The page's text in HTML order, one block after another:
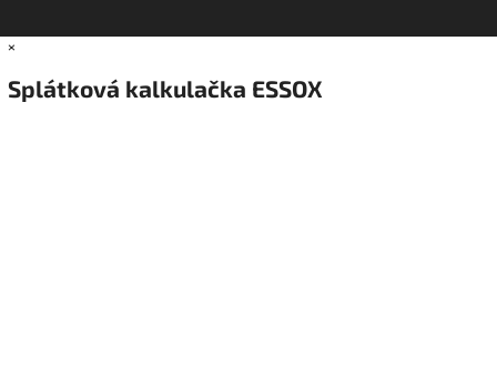
×
Splátková kalkulačka ESSOX